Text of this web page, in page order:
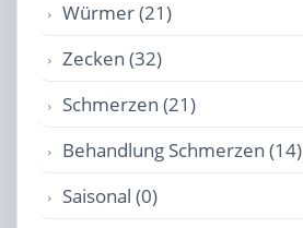
Würmer (21)
Zecken (32)
Schmerzen (21)
Behandlung Schmerzen (14)
Saisonal (0)